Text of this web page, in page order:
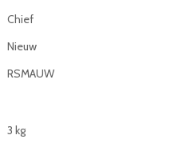
Chief
Nieuw
RSMAUW
3 kg